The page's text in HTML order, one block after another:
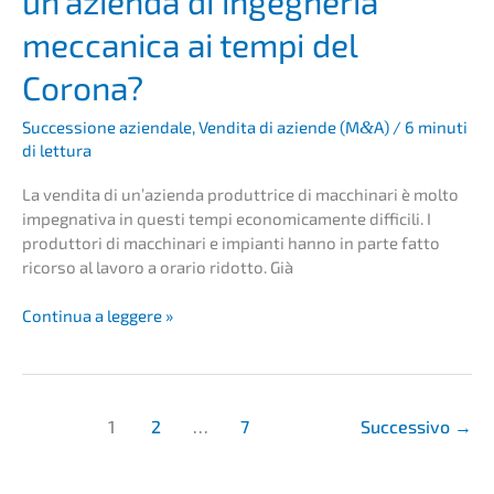
mecca­ni­ca ai tempi del
Corona?
Succes­sio­ne aziend­a­le,Vendita di azien­de (M&A) / 6 minuti
di lettura
La vendita di un’azi­en­da produt­tri­ce di macchi­na­ri è molto
impeg­na­ti­va in questi tempi econo­mic­a­men­te diffi­ci­li. I
produt­to­ri di macchi­na­ri e impian­ti hanno in parte fatto
ricor­so al lavoro a orario ridot­to. Già
Come
Conti­nua a leggere »
1 2 … 7 Succes­si­vo →